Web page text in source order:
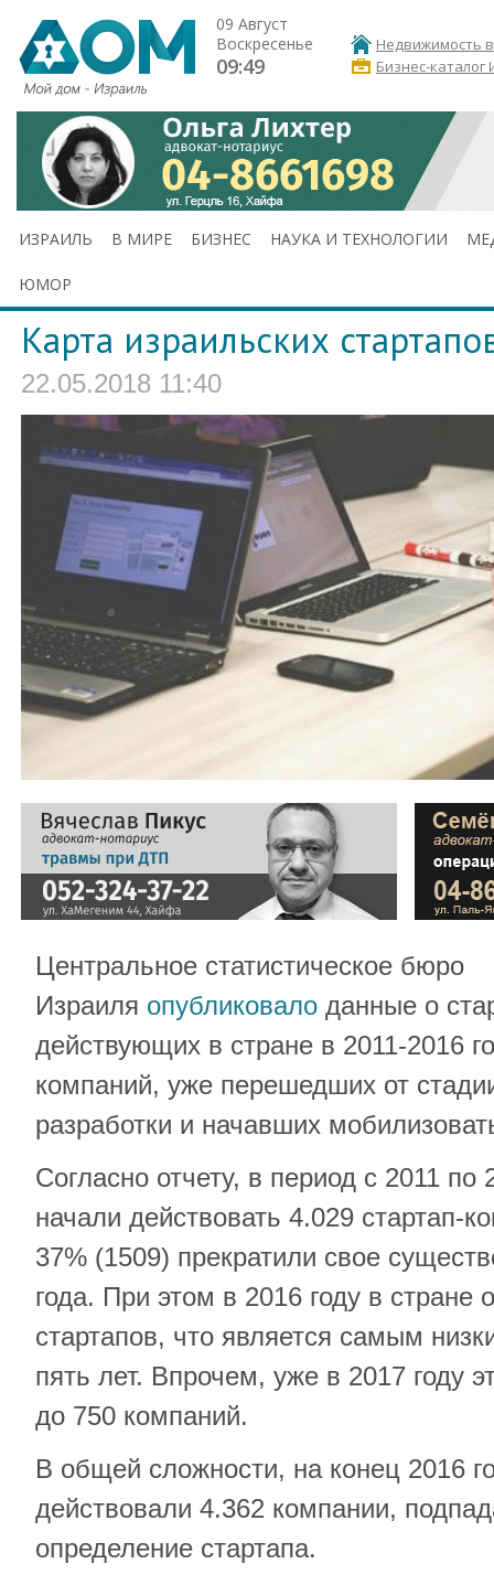
09 Август
Воскресенье
09:49
Недвижимость
Бизнес-каталог
ИЗРАИЛЬ В МИРЕ БИЗНЕС НАУКА И ТЕХНОЛОГИИ
ЮМОР
Карта израильских
22.05.2018 11:40
Центральное статистическое бюро
Израиля опубликовало данные о
действующих в стране в 2011-2016
компаний, уже перешедших от
разработки и начавших
Согласно отчету, в период с 2011 по
начали действовать 4.029 стартап-
37% (1509) прекратили свое
года. При этом в 2016 году в стране
стартапов, что является самым
пять лет. Впрочем, уже в 2017 году
до 750 компаний.
В общей сложности, на конец 2016
действовали 4.362 компании,
определение стартапа.